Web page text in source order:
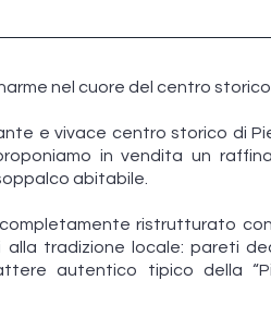
nel cuore del centro
e vivace centro storico di
in vendita un
abitabile.
completamente ristrutturato
alla tradizione locale: pareti
autentico tipico della